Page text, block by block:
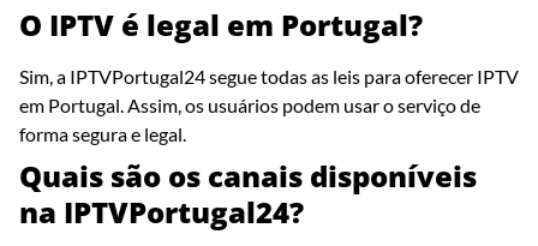
O IPTV é legal em Portugal?
Sim, a IPTVPortugal24 segue todas as leis para oferecer IPTV
em Portugal. Assim, os usuários podem usar o serviço de
forma segura e legal.
Quais são os canais disponíveis
na IPTVPortugal24?